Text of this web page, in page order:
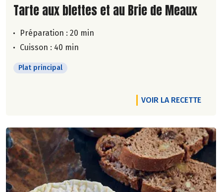
Lire la suite de la recette
Tarte aux blettes et au Brie de Meaux
Préparation : 20 min
Cuisson : 40 min
Plat principal
VOIR LA RECETTE